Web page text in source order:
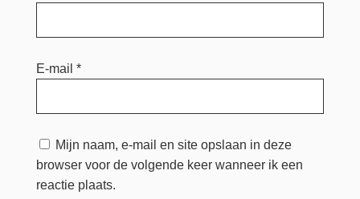
E-mail *
Mijn naam, e-mail en site opslaan in deze
browser voor de volgende keer wanneer ik een
reactie plaats.